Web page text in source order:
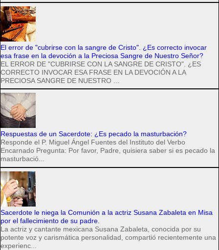
El error de "cubrirse con la sangre de Cristo". ¿Es correcto invocar
esa frase en la devoción a la Preciosa Sangre de Nuestro Señor?
EL ERROR DE "CUBRIRSE CON LA SANGRE DE CRISTO". ¿ES
CORRECTO INVOCAR ESA FRASE EN LA DEVOCIÓN A LA
PRECIOSA SANGRE DE NUESTRO ...
Respuestas de un Sacerdote: ¿Es pecado la masturbación?
Responde el P. Miguel Ángel Fuentes del Instituto del Verbo
Encarnado Pregunta: Por favor, Padre, quisiera saber si es pecado la
masturbació...
Sacerdote le niega la Comunión a la actriz Susana Zabaleta en Misa
por el fallecimiento de su padre.
La actriz y cantante mexicana Susana Zabaleta, conocida por su
potente voz y carismática personalidad, compartió recientemente una
experienc...